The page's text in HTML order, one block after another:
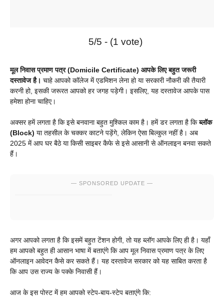
5/5 - (1 vote)
मूल निवास प्रमाण पत्र (Domicile Certificate) आपके लिए बहुत जरूरी
दस्तावेज है। चाहे आपको कॉलेज में एडमिशन लेना हो या सरकारी नौकरी की तैयारी
करनी हो, इसकी जरूरत आपको हर जगह पड़ेगी। इसलिए, यह दस्तावेज आपके पास
हमेशा होना चाहिए।
अक्सर हमें लगता है कि इसे बनवाना बहुत मुश्किल काम है। हमें डर लगता है किब्लॉक
(Block) या तहसील के चक्कर काटने पड़ेंगे, लेकिन ऐसा बिल्कुल नहीं है। अब
2025 में आप घर बैठे या किसी साइबर कैफे से इसे आसानी से ऑनलाइन बनवा सकते
हैं।
— SPONSORED UPDATE —
अगर आपको लगता है कि इसमें बहुत टेंशन होगी, तो यह ब्लॉग आपके लिए ही है। यहाँ
हम आपको बहुत ही आसान भाषा में बताएंगे कि आप मूल निवास प्रमाण पत्र के लिए
ऑनलाइन आवेदन कैसे कर सकते हैं। यह दस्तावेज सरकार को यह साबित करता है
कि आप उस राज्य के पक्के निवासी हैं।
आज के इस पोस्ट में हम आपको स्टेप-बाय-स्टेप बताएंगे कि: